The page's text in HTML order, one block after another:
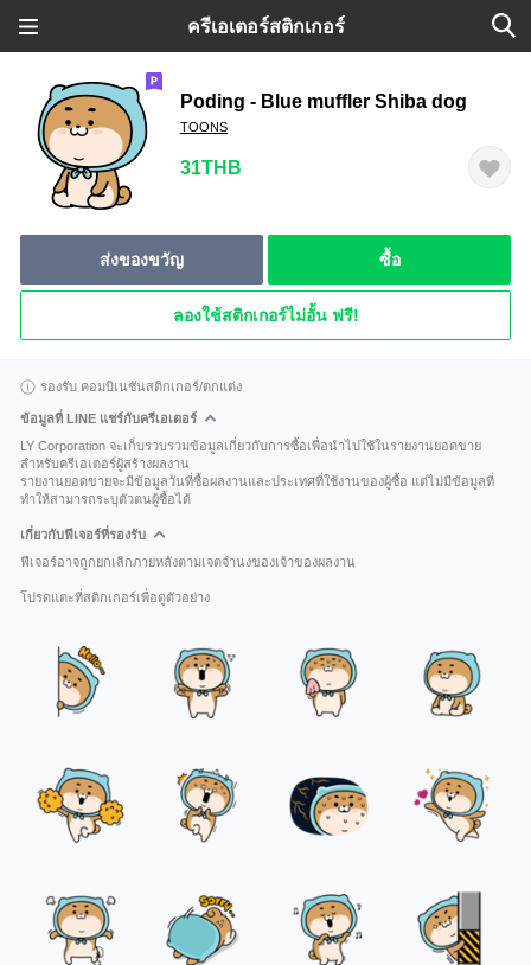
ครีเอเตอร์สติกเกอร์
Poding - Blue muffler Shiba dog
TOONS
31THB
ส่งของขวัญ ซื้อ
ลองใช้สติกเกอร์ไม่อั้น ฟรี!
รองรับ คอมบิเนชันสติกเกอร์/ตกแต่ง
ข้อมูลที่ LINE แชร์กับครีเอเตอร์
LY Corporation จะเก็บรวบรวมข้อมูลเกี่ยวกับการซื้อเพื่อนำไปใช้ในรายงานยอดขาย
สำหรับครีเอเตอร์ผู้สร้างผลงาน
รายงานยอดขายจะมีข้อมูลวันที่ซื้อผลงานและประเทศที่ใช้งานของผู้ซื้อ แต่ไม่มีข้อมูลที่
ทำให้สามารถระบุตัวตนผู้ซื้อได้
เกี่ยวกับฟีเจอร์ที่รองรับ
ฟีเจอร์อาจถูกยกเลิกภายหลังตามเจตจำนงของเจ้าของผลงาน
โปรดแตะที่สติกเกอร์เพื่อดูตัวอย่าง